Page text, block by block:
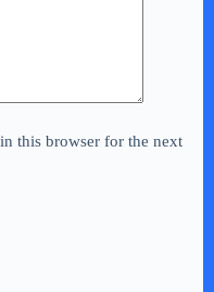
this browser for the next